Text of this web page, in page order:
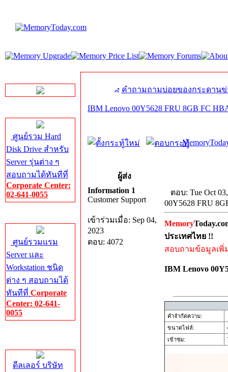
ศูนย์รวม Hard
Disk Drive สำหรับ
Server รุ่นต่าง ๆ
สอบถามได้ทันทีที่
Corporate Center:
02-641-0055
ศูนย์รวมแรม
Server และ
Workstation ชนิด
ต่าง ๆ สอบถามได้
ทันทีที่ Corporate
Center: 02-641-
0055
ดีลเลอร์ บริษัท
คำถามถามบ่อยของกระดานข่
IBM Lenovo 00Y5628 FRU 8GB FC
ผู้ส่ง
Information 1
Customer Support
เข้าร่วมเมื่อ: Sep 04,
2023
ตอบ: 4072
ตอบ: Tue Oct
00Y5628 FRU
Memory
ประเทศไทย !!
สอบถามข้อมูลเพิ่
IBM Lenovo
คำจำกัดความ:
ขนาดไฟล์:
เข้าชม: